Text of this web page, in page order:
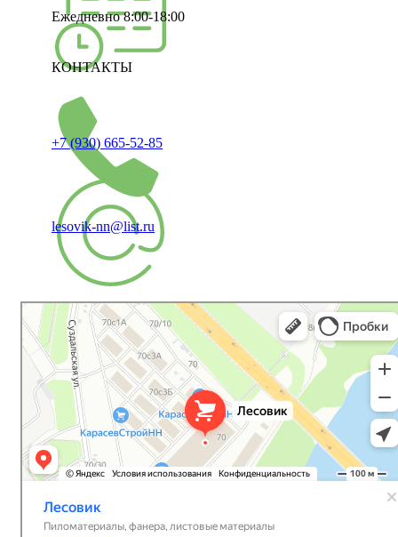
Ежедневно 8:00-18:00
КОНТАКТЫ
+7 (930) 665-52-85
lesovik-nn@list.ru
Лесовик
Пиломатериалы в Нижнем Новгороде
Фанера в Нижнем Новгороде